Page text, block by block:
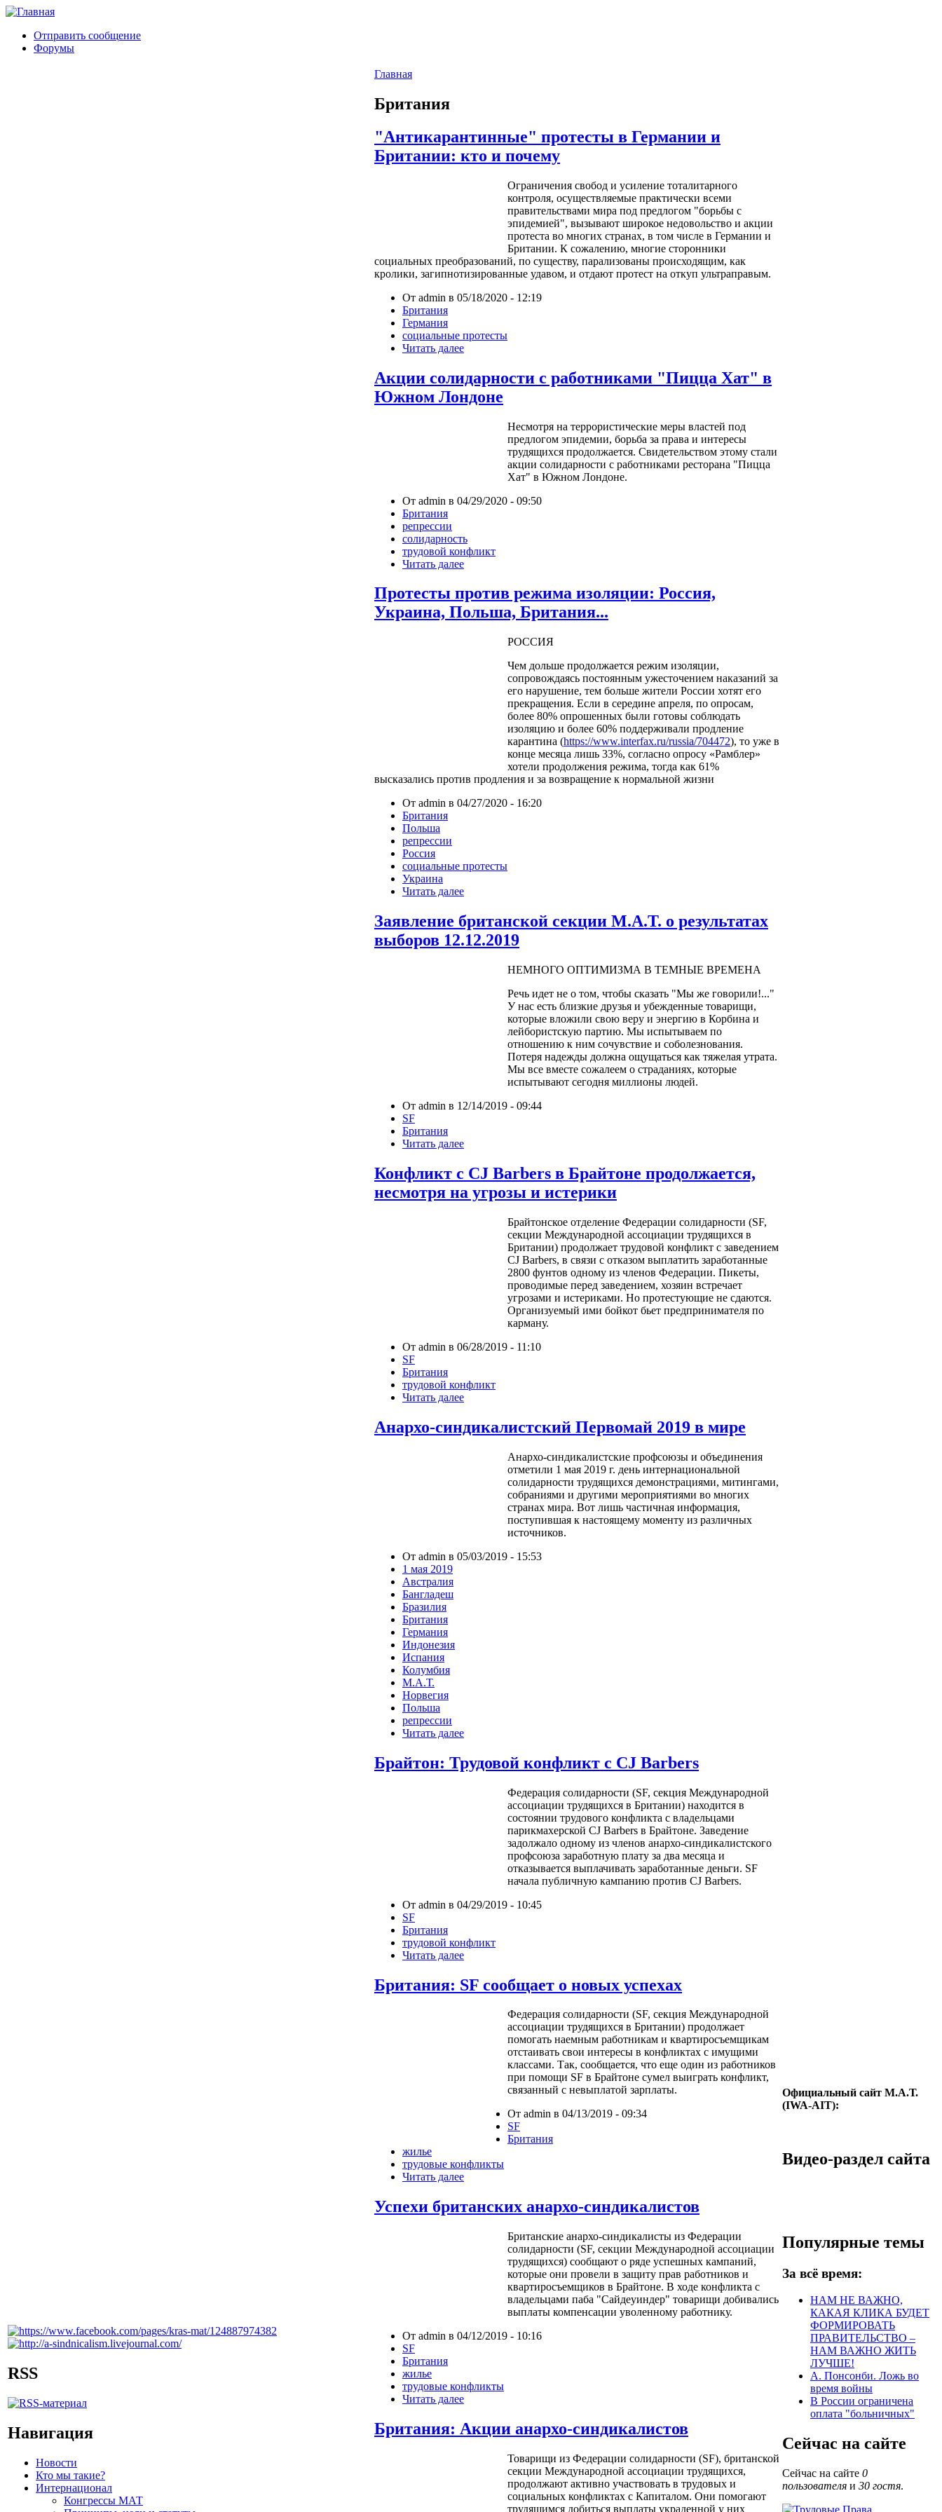
Отправить сообщение
Форумы
RSS
Навигация
Новости
Кто мы такие?
Интернационал
Конгрессы МАТ
Главная
Британия
"Антикарантинные" протесты в Германии и
Британии: кто и почему
Ограничения свобод и усиление тоталитарного
контроля, осуществляемые практически всеми
правительствами мира под предлогом "борьбы с
эпидемией", вызывают широкое недовольство и акции
протеста во многих странах, в том числе в Германии и
Британии. К сожалению, многие сторонники
социальных преобразований, по существу, парализованы происходящим, как
кролики, загипнотизированные удавом, и отдают протест на откуп ультраправым.
От admin в 05/18/2020 - 12:19
Британия
Германия
социальные протесты
Читать далее
Акции солидарности с работниками "Пицца Хат" в
Южном Лондоне
Несмотря на террористические меры властей под
предлогом эпидемии, борьба за права и интересы
трудящихся продолжается. Свидетельством этому стали
акции солидарности с работниками ресторана "Пицца
Хат" в Южном Лондоне.
От admin в 04/29/2020 - 09:50
Британия
репрессии
солидарность
трудовой конфликт
Читать далее
Протесты против режима изоляции: Россия,
Украина, Польша, Британия...
РОССИЯ
Чем дольше продолжается режим изоляции,
сопровождаясь постоянным ужесточением наказаний за
его нарушение, тем больше жители России хотят его
прекращения. Если в середине апреля, по опросам,
более 80% опрошенных были готовы соблюдать
изоляцию и более 60% поддерживали продление
карантина (https://www.interfax.ru/russia/704472), то уже в
конце месяца лишь 33%, согласно опросу «Рамблер»
хотели продолжения режима, тогда как 61%
высказались против продления и за возвращение к нормальной жизни
От admin в 04/27/2020 - 16:20
Британия
Польша
репрессии
Россия
социальные протесты
Украина
Читать далее
Заявление британской секции М.А.Т. о результатах
выборов 12.12.2019
НЕМНОГО ОПТИМИЗМА В ТЕМНЫЕ ВРЕМЕНА
Речь идет не о том, чтобы сказать "Мы же говорили!..."
У нас есть близкие друзья и убежденные товарищи,
которые вложили свою веру и энергию в Корбина и
лейбористскую партию. Мы испытываем по
отношению к ним сочувствие и соболезнования.
Потеря надежды должна ощущаться как тяжелая утрата.
Мы все вместе сожалеем о страданиях, которые
испытывают сегодня миллионы людей.
От admin в 12/14/2019 - 09:44
SF
Британия
Читать далее
Конфликт с CJ Barbers в Брайтоне продолжается,
несмотря на угрозы и истерики
Брайтонское отделение Федерации солидарности (SF,
секции Международной ассоциации трудящихся в
Британии) продолжает трудовой конфликт с заведением
CJ Barbers, в связи с отказом выплатить заработанные
2800 фунтов одному из членов Федерации. Пикеты,
проводимые перед заведением, хозяин встречает
угрозами и истериками. Но протестующие не сдаются.
Организуемый ими бойкот бьет предпринимателя по
карману.
От admin в 06/28/2019 - 11:10
SF
Британия
трудовой конфликт
Читать далее
Анархо-синдикалистский Первомай 2019 в мире
Анархо-синдикалистские профсоюзы и объединения
отметили 1 мая 2019 г. день интернациональной
солидарности трудящихся демонстрациями, митингами,
собраниями и другими мероприятиями во многих
странах мира. Вот лишь частичная информация,
поступившая к настоящему моменту из различных
источников.
От admin в 05/03/2019 - 15:53
1 мая 2019
Австралия
Бангладеш
Бразилия
Британия
Германия
Индонезия
Испания
Колумбия
М.А.Т.
Норвегия
Польша
репрессии
Читать далее
Брайтон: Трудовой конфликт с CJ Barbers
Федерация солидарности (SF, секция Международной
ассоциации трудящихся в Британии) находится в
состоянии трудового конфликта с владельцами
парикмахерской CJ Barbers в Брайтоне. Заведение
задолжало одному из членов анархо-синдикалистского
профсоюза заработную плату за два месяца и
отказывается выплачивать заработанные деньги. SF
начала публичную кампанию против CJ Barbers.
От admin в 04/29/2019 - 10:45
SF
Британия
трудовой конфликт
Читать далее
Британия: SF сообщает о новых успехах
Федерация солидарности (SF, секция Международной
ассоциации трудящихся в Британии) продолжает
помогать наемным работникам и квартиросъемщикам
отстаивать свои интересы в конфликтах с имущими
классами. Так, сообщается, что еще один из работников
при помощи SF в Брайтоне сумел выиграть конфликт,
связанный с невыплатой зарплаты.
От admin в 04/13/2019 - 09:34
SF
Британия
жилье
трудовые конфликты
Читать далее
Успехи британских анархо-синдикалистов
Британские анархо-синдикалисты из Федерации
солидарности (SF, секции Международной ассоциации
трудящихся) сообщают о ряде успешных кампаний,
которые они провели в защиту прав работников и
квартиросъемщиков в Брайтоне. В ходе конфликта с
владельцами паба "Сайдеуиндер" товарищи добивались
выплаты компенсации уволенному работнику.
От admin в 04/12/2019 - 10:16
SF
Британия
жилье
трудовые конфликты
Читать далее
Британия: Акции анархо-синдикалистов
Товарищи из Федерации солидарности (SF), британской
секции Международной ассоциации трудящихся,
продолжают активно участвовать в трудовых и
социальных конфликтах с Капиталом. Они помогают
трудящимся добиться выплаты украденной у них
Официальный сайт М.А.Т.
(IWA-AIT):
Видео-раздел сайта
Популярные темы
За всё время:
НАМ НЕ ВАЖНО,
КАКАЯ КЛИКА БУДЕТ
ФОРМИРОВАТЬ
ПРАВИТЕЛЬСТВО –
НАМ ВАЖНО ЖИТЬ
ЛУЧШЕ!
А. Понсонби. Ложь во
время войны
В России ограничена
оплата "больничных"
Сейчас на сайте
Сейчас на сайте 0
пользователя и 30 гостя.